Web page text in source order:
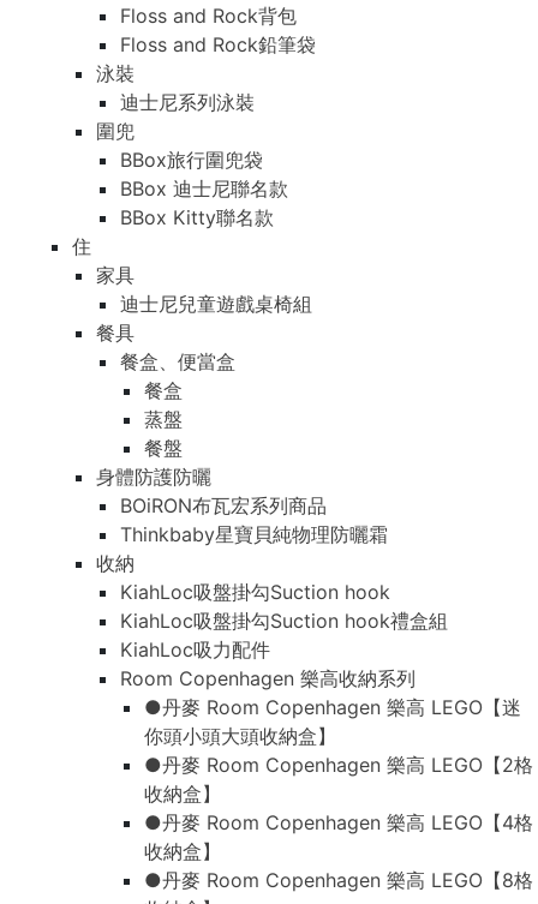
Floss and Rock背包
Floss and Rock鉛筆袋
泳裝
迪士尼系列泳裝
圍兜
BBox旅行圍兜袋
BBox 迪士尼聯名款
BBox Kitty聯名款
住
家具
迪士尼兒童遊戲桌椅組
餐具
餐盒、便當盒
餐盒
蒸盤
餐盤
身體防護防曬
BOiRON布瓦宏系列商品
Thinkbaby星寶貝純物理防曬霜
收納
KiahLoc吸盤掛勾Suction hook
KiahLoc吸盤掛勾Suction hook禮盒組
KiahLoc吸力配件
Room Copenhagen 樂高收納系列
●丹麥 Room Copenhagen 樂高 LEGO【迷
你頭小頭大頭收納盒】
●丹麥 Room Copenhagen 樂高 LEGO【2格
收納盒】
●丹麥 Room Copenhagen 樂高 LEGO【4格
收納盒】
●丹麥 Room Copenhagen 樂高 LEGO【8格